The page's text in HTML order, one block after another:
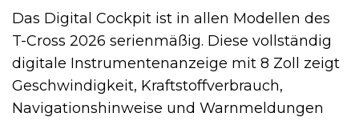
Das Digital Cockpit ist in allen Modellen des
T-Cross 2026 serienmäßig. Diese vollständig
digitale Instrumentenanzeige mit 8 Zoll zeigt
Geschwindigkeit, Kraftstoffverbrauch,
Navigationshinweise und Warnmeldungen